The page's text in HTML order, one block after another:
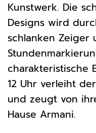
Kunstwerk. Die
Designs wird
schlanken Zeiger
charakteristische
12 Uhr verleiht
und zeugt von
Hause Armani.